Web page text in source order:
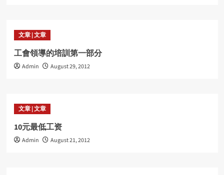
文章 | 文章
工會領導的培訓第一部分
Admin August 29, 2012
文章 | 文章
10元最低工资
Admin August 21, 2012